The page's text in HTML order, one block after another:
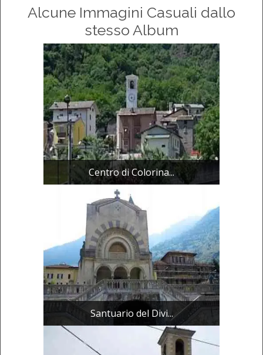
Alcune Immagini Casuali dallo
stesso Album
Centro di Colorina...
Santuario del Divi...